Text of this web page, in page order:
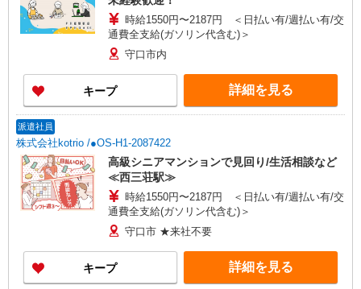
時給1550円〜2187円 ＜日払い有/週払い有/交
通費全支給(ガソリン代含む)＞
守口市内
キープ 詳細を見る
派遣社員
株式会社kotrio /●OS-H1-2087422
高級シニアマンションで見回り/生活相談など
≪西三荘駅≫
時給1550円〜2187円 ＜日払い有/週払い有/交
通費全支給(ガソリン代含む)＞
守口市 ★来社不要
キープ 詳細を見る